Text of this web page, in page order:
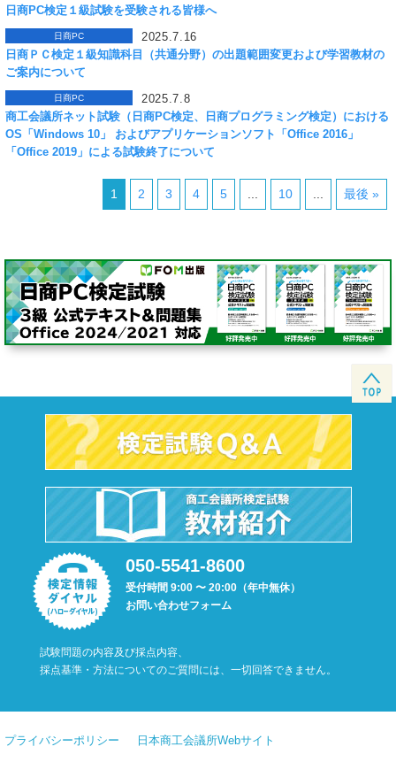
日商PC検定１級試験を受験される皆様へ
日商PC
2025.7.16
日商ＰＣ検定１級知識科目（共通分野）の出題範囲変更および学習教材の
ご案内について
日商PC
2025.7.8
商工会議所ネット試験（日商PC検定、日商プログラミング検定）における
OS「Windows 10」 およびアプリケーションソフト「Office 2016」
「Office 2019」による試験終了について
1 2 3 4 5 10 最後 »
050-5541-8600
受付時間 9:00 〜 20:00（年中無休）
お問い合わせフォーム
試験問題の内容及び採点内容、
採点基準・方法についてのご質問には、一切回答できません。
プライバシーポリシー 日本商工会議所Webサイト